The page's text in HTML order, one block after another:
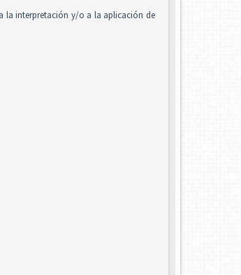
la interpretación y/o a la aplicación de